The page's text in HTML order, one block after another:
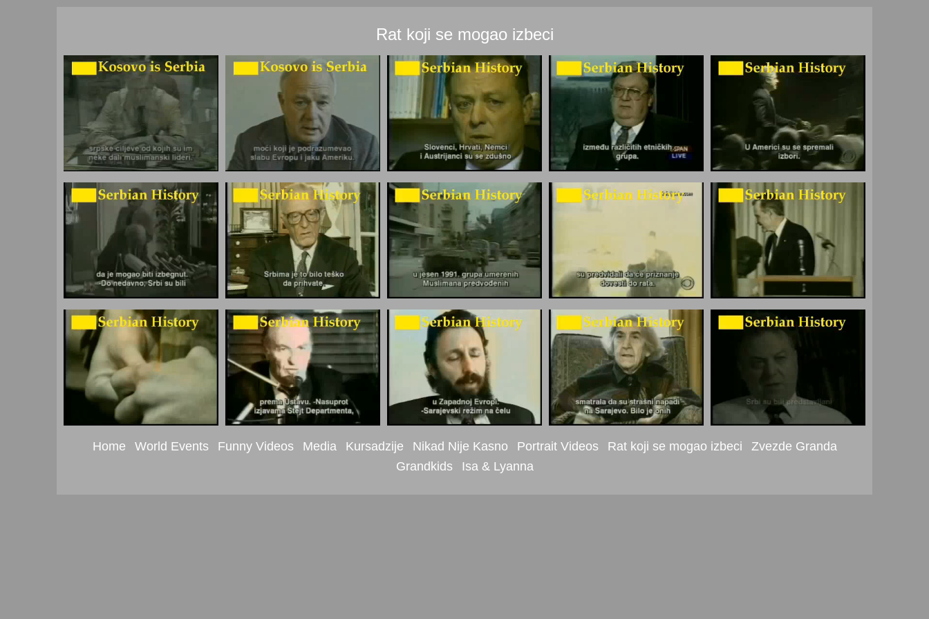
Rat koji se mogao izbeci
Home World Events Funny Videos Media Kursadzije Nikad Nije Kasno Portrait Videos Rat koji se mogao izbeci
Zvezde Granda
Grandkids
Isa & Lyanna